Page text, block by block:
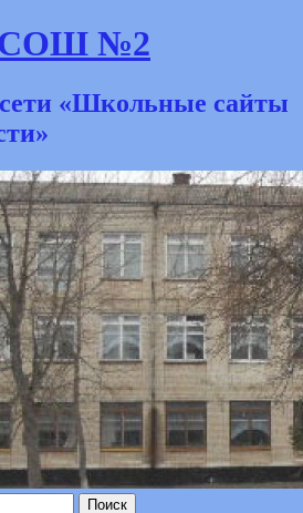
СОШ №2
«Школьные сайты